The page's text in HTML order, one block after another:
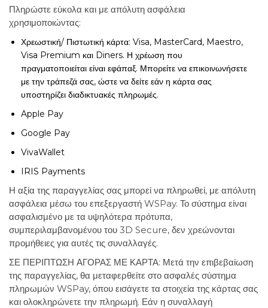
Πληρώστε εύκολα και με απόλυτη ασφάλεια
χρησιμοποιώντας:
Χρεωστική/ Πιστωτική κάρτα: Visa, MasterCard, Maestro,
Visa Premium και Diners. Η χρέωση που
πραγματοποιείται είναι εφάπαξ. Μπορείτε να επικοινωνήσετε
με την τράπεζά σας, ώστε να δείτε εάν η κάρτα σας
υποστηρίζει διαδικτυακές πληρωμές.
Apple Pay
Google Pay
VivaWallet
IRIS Payments
Η αξία της παραγγελίας σας μπορεί να πληρωθεί, με απόλυτη
ασφάλεια μέσω του επεξεργαστή WSPay. Το σύστημα είναι
ασφαλισμένο με τα υψηλότερα πρότυπα,
συμπεριλαμβανομένου του 3D Secure, δεν χρεώνονται
προμήθειες για αυτές τις συναλλαγές.
ΣΕ ΠΕΡΙΠΤΩΣΗ ΑΓΟΡΑΣ ΜΕ ΚΑΡΤΑ: Μετά την επιβεβαίωση
της παραγγελίας, θα μεταφερθείτε στο ασφαλές σύστημα
πληρωμών WSPay, όπου εισάγετε τα στοιχεία της κάρτας σας
και ολοκληρώνετε την πληρωμή. Εάν η συναλλαγή